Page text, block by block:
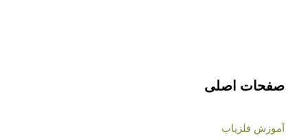
صفحات اصلی
آموزش فلزیاب